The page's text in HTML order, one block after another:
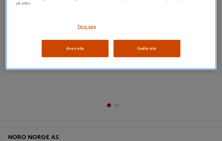
NORO NORGE AS
på siden.
Flere valg
Avvis alle Godta alle